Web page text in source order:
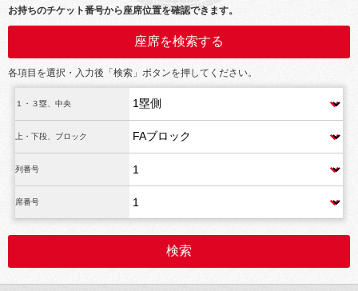
お持ちのチケット番号から座席位置を確認できます。
座席を検索する
各項目を選択・入力後「検索」ボタンを押してください。
１・３塁、中央
上・下段、ブロック
列番号
席番号